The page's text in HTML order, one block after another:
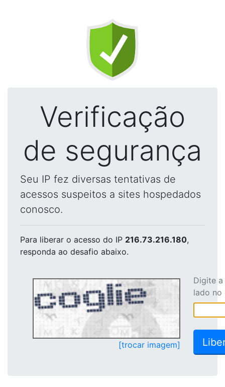
Verificação
de segurança
Seu IP fez diversas tentativas de
acessos suspeitos a sites hospedados
conosco.
Para liberar o acesso do IP 216.73.216.180,
responda ao desafio abaixo.
[trocar imagem]
Digite
lado no